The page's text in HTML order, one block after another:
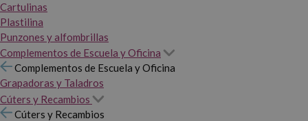
Cartulinas
Plastilina
Punzones y alfombrillas
Complementos de Escuela y Oficina
Complementos de Escuela y Oficina
Grapadoras y Taladros
Cúters y Recambios
Cúters y Recambios